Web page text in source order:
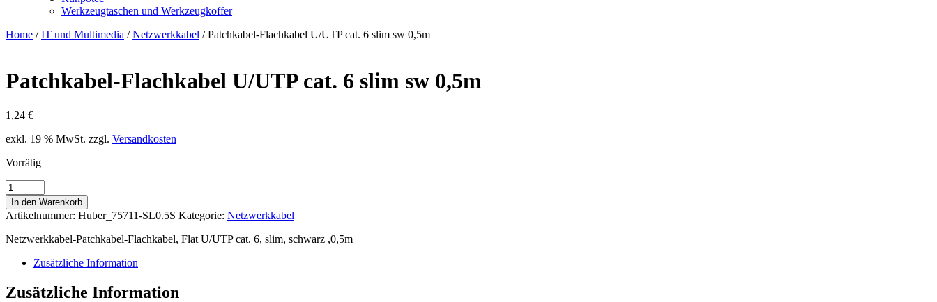
Werkzeugtaschen und Werkzeugkoffer
Home /IT und Multimedia /Netzwerkkabel / Patchkabel-Flachkabel U/UTP cat. 6 slim sw 0,5m
Patchkabel-Flachkabel U/UTP cat. 6 slim sw 0,5m
1,24 €
exkl. 19 % MwSt. zzgl. Versandkosten
Vorrätig
Patchkabel-
Flachkabel
U/UTP
cat.
6
Menge
In den Warenkorb
Artikelnummer: Huber_75711-SL0.5S Kategorie: Netzwerkkabel
Netzwerkkabel-Patchkabel-Flachkabel, Flat U/UTP cat. 6, slim, schwarz ,0,5m
Zusätzliche Information
Zusätzliche Information